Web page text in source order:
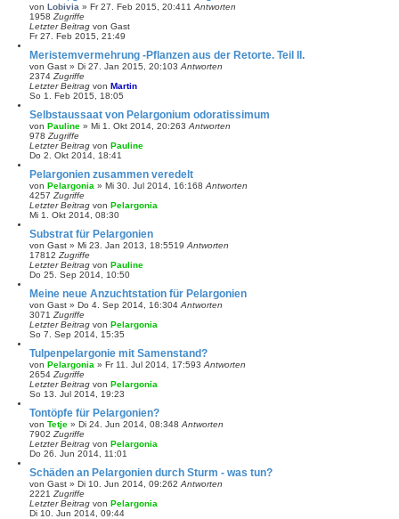
von Lobivia » Fr 27. Feb 2015, 20:41 1 Antworten
1958 Zugriffe
Letzter Beitrag von Gast
Fr 27. Feb 2015, 21:49
Meristemvermehrung -Pflanzen aus der Retorte. Teil II.
von Gast » Di 27. Jan 2015, 20:103 Antworten
2374 Zugriffe
Letzter Beitrag von Martin
So 1. Feb 2015, 18:05
Selbstaussaat von Pelargonium odoratissimum
von Pauline » Mi 1. Okt 2014, 20:263 Antworten
978 Zugriffe
Letzter Beitrag von Pauline
Do 2. Okt 2014, 18:41
Pelargonien zusammen veredelt
von Pelargonia » Mi 30. Jul 2014, 16:168 Antworten
4257 Zugriffe
Letzter Beitrag von Pelargonia
Mi 1. Okt 2014, 08:30
Substrat für Pelargonien
von Gast » Mi 23. Jan 2013, 18:5519 Antworten
17812 Zugriffe
Letzter Beitrag von Pauline
Do 25. Sep 2014, 10:50
Meine neue Anzuchtstation für Pelargonien
von Gast » Do 4. Sep 2014, 16:304 Antworten
3071 Zugriffe
Letzter Beitrag von Pelargonia
So 7. Sep 2014, 15:35
Tulpenpelargonie mit Samenstand?
von Pelargonia » Fr 11. Jul 2014, 17:593 Antworten
2654 Zugriffe
Letzter Beitrag von Pelargonia
So 13. Jul 2014, 19:23
Tontöpfe für Pelargonien?
von Tetje » Di 24. Jun 2014, 08:348 Antworten
7902 Zugriffe
Letzter Beitrag von Pelargonia
Do 26. Jun 2014, 11:01
Schäden an Pelargonien durch Sturm - was tun?
von Gast » Di 10. Jun 2014, 09:262 Antworten
2221 Zugriffe
Letzter Beitrag von Pelargonia
Di 10. Jun 2014, 09:44